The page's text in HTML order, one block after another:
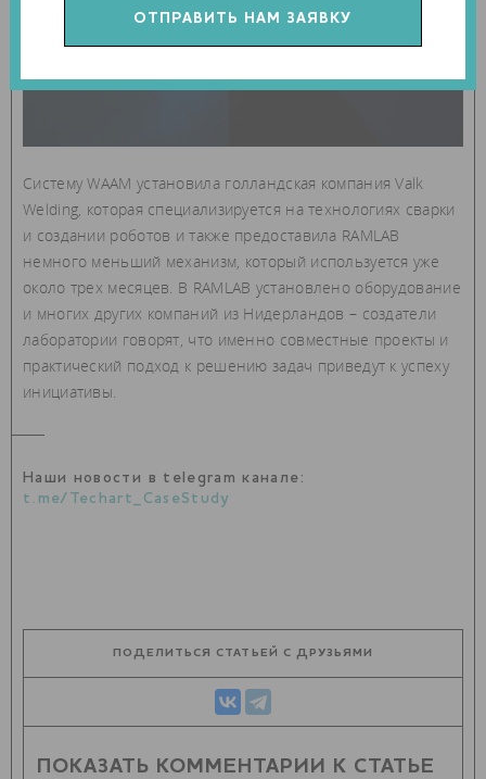
Систему WAAM установила голландская компания Valk
Welding, которая специализируется на технологиях сварки
и создании роботов и также предоставила RAMLAB
немного меньший механизм, который используется уже
около трех месяцев. В RAMLAB установлено оборудование
и многих других компаний из Нидерландов – создатели
лаборатории говорят, что именно совместные проекты и
практический подход к решению задач приведут к успеху
инициативы.
Наши новости в telegram канале:
t.me/Techart_CaseStudy
ПОДЕЛИТЬСЯ СТАТЬЕЙ С ДРУЗЬЯМИ
ПОКАЗАТЬ КОММЕНТАРИИ К СТАТЬЕ